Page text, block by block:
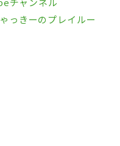
っきーのプレイルー